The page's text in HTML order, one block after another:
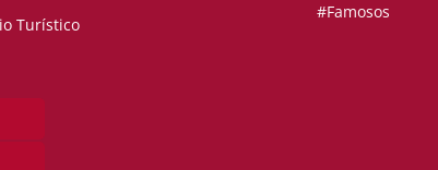
Turístico
#Famosos